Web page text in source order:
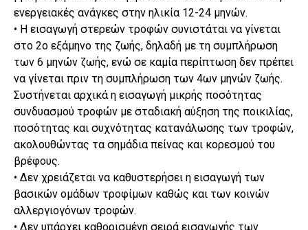
ενεργειακές ανάγκες στην ηλικία 12-24 μηνών.
• Η εισαγωγή στερεών τροφών συνιστάται να γίνεται
στο 2ο εξάμηνο της ζωής, δηλαδή με τη συμπλήρωση
των 6 μηνών ζωής, ενώ σε καμία περίπτωση δεν πρέπει
να γίνεται πριν τη συμπλήρωση των 4ων μηνών ζωής.
Συστήνεται αρχικά η εισαγωγή μικρής ποσότητας
συνδυασμού τροφών με σταδιακή αύξηση της ποικιλίας,
ποσότητας και συχνότητας κατανάλωσης των τροφών,
ακολουθώντας τα σημάδια πείνας και κορεσμού του
βρέφους.
• Δεν χρειάζεται να καθυστερήσει η εισαγωγή των
βασικών ομάδων τροφίμων καθώς και των κοινών
αλλεργιογόνων τροφών.
• Δεν υπάρχει καθορισμένη σειρά εισαγωγής των